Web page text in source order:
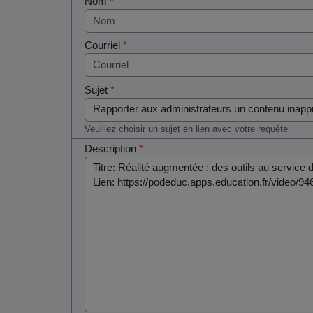
Courriel*
Sujet*
Veuillez choisir un sujet en lien avec votre requête
Description*